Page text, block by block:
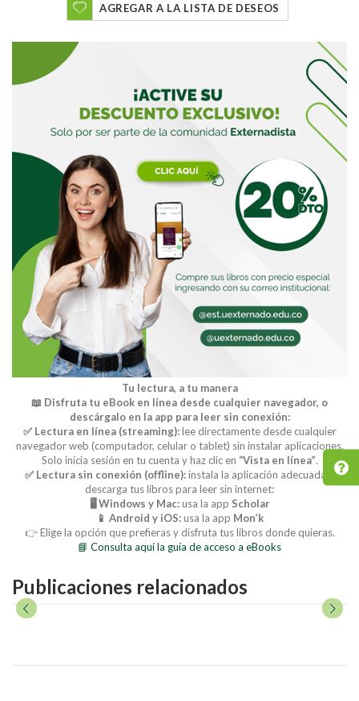
AGREGAR A LA LISTA DE DESEOS
Tu lectura, a tu manera
📖 Disfruta tu eBook en línea desde cualquier navegador, o
descárgalo en la app para leer sin conexión:
✅ Lectura en línea (streaming):lee directamente desde cualquier
navegador web (computador, celular o tablet) sin instalar aplicaciones.
Solo inicia sesión en tu cuenta y haz clic en “Vista en línea”.
✅ Lectura sin conexión (offline):instala la aplicación adecuada y
descarga tus libros para leer sin internet:
🖥️ Windows y Mac:usa la app Scholar
📱 Android y iOS:usa la app Mon’k
👉 Elige la opción que prefieras y disfruta tus libros donde quieras.
📘 Consulta aquí la guía de acceso a eBooks
Publicaciones relacionados